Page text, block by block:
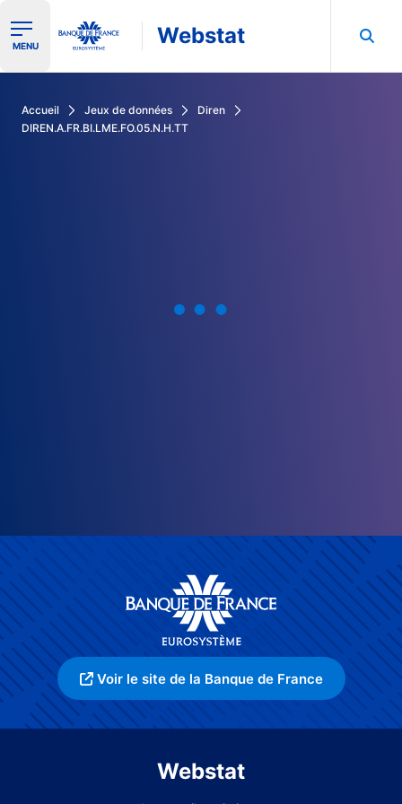
Ouvrir le menu de navigation
MENU Webstat
Accueil Jeux de données
Diren
DIREN.A.FR.BI.LME.FO.05.N.H.TT
Voir le site de la Banque de France
Webstat